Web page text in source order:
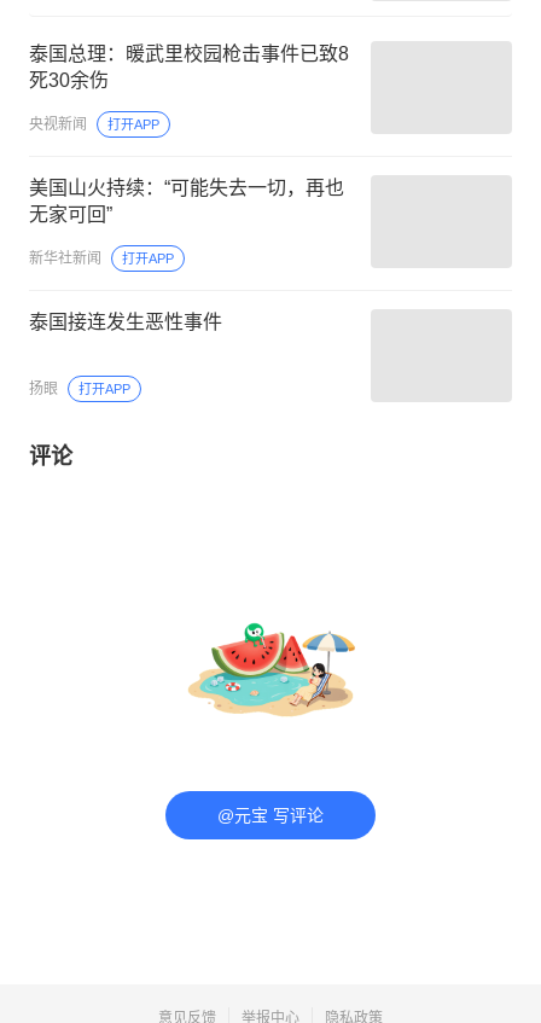
泰国总理：暖武里校园枪击事件已致8
死30余伤
央视新闻 打开APP
美国山火持续：“可能失去一切，再也
无家可回”
新华社新闻 打开APP
泰国接连发生恶性事件
扬眼 打开APP
评论
@元宝 写评论
意见反馈 举报中心 隐私政策